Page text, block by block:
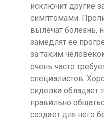
исключит другие
симптомами.
вылечат болезнь,
замедлят ее
за таким
очень часто
специалистов.
сиделка обладает
правильно
создает для него